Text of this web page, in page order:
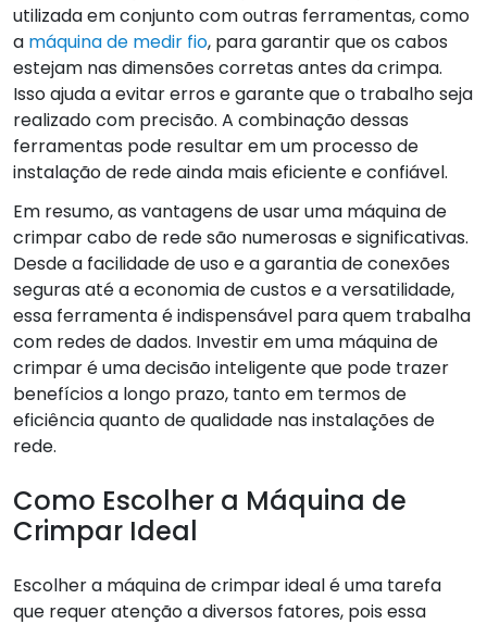
utilizada em conjunto com outras ferramentas, como
a máquina de medir fio, para garantir que os cabos
estejam nas dimensões corretas antes da crimpa.
Isso ajuda a evitar erros e garante que o trabalho seja
realizado com precisão. A combinação dessas
ferramentas pode resultar em um processo de
instalação de rede ainda mais eficiente e confiável.
Em resumo, as vantagens de usar uma máquina de
crimpar cabo de rede são numerosas e significativas.
Desde a facilidade de uso e a garantia de conexões
seguras até a economia de custos e a versatilidade,
essa ferramenta é indispensável para quem trabalha
com redes de dados. Investir em uma máquina de
crimpar é uma decisão inteligente que pode trazer
benefícios a longo prazo, tanto em termos de
eficiência quanto de qualidade nas instalações de
rede.
Como Escolher a Máquina de
Crimpar Ideal
Escolher a máquina de crimpar ideal é uma tarefa
que requer atenção a diversos fatores, pois essa